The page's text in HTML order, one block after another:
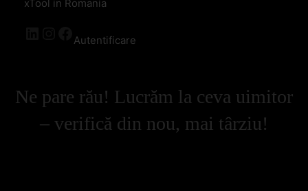
xTool in Romania
Autentificare
Ne pare rău! Lucrăm la ceva uimitor
– verifică din nou, mai târziu!